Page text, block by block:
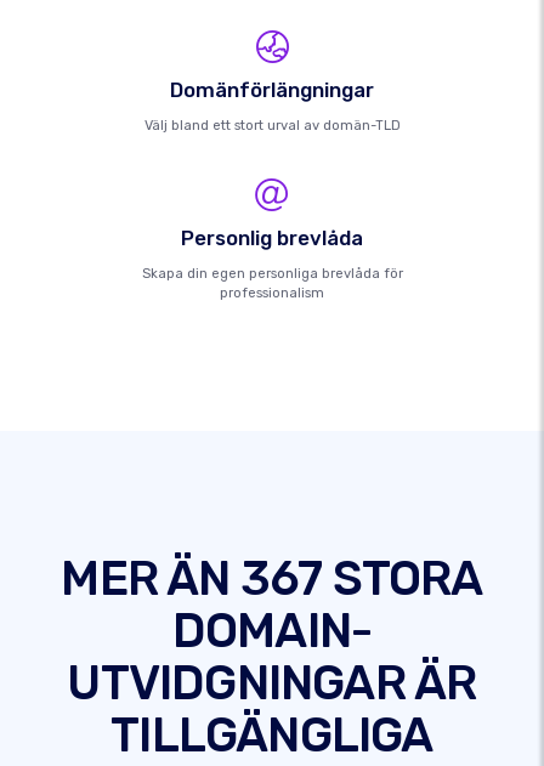
Domänförlängningar
Välj bland ett stort urval av domän-TLD
Personlig brevlåda
Skapa din egen personliga brevlåda för
professionalism
MER ÄN 367 STORA
DOMAIN-
UTVIDGNINGAR ÄR
TILLGÄNGLIGA